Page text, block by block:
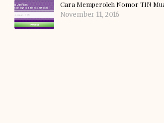
Cara Memperoleh Nomor TIN
November 11, 2016